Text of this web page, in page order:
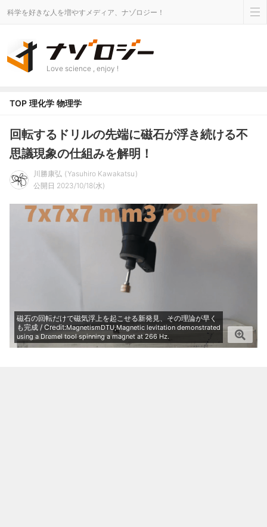
科学を好きな人を増やすメディア、ナゾロジー！
Love science , enjoy !
TOP 理化学 物理学
回転するドリルの先端に磁石が浮き続ける不
思議現象の仕組みを解明！
川勝康弘
Yasuhiro Kawakatsu
公開日 2023/10/18(水)
磁石の回転だけで磁気浮上を起こせる新発見、その理論が早く
も完成 / Credit:MagnetismDTU,Magnetic levitation demonstrated
using a Dremel tool spinning a magnet at 266 Hz.